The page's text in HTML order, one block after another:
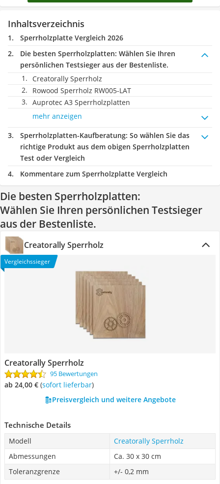
Inhaltsverzeichnis
Sperrholzplatte Vergleich 2026
Die besten Sperrholzplatten: Wählen Sie Ihren
persönlichen Testsieger aus der Bestenliste.
Creatorally Sperrholz
Rowood Sperrholz RW005-LAT
Auprotec A3 Sperrholzplatten
mehr anzeigen
Sperrholzplatten-Kaufberatung: So wählen Sie das
richtige Produkt aus dem obigen Sperrholzplatten
Test oder Vergleich
Kommentare zum Sperrholzplatte Vergleich
Die besten Sperrholzplatten:
Wählen Sie Ihren persönlichen Testsieger
aus der Bestenliste.
Creatorally Sperrholz
Vergleichssieger
Creatorally Sperrholz
95 Bewertungen
ab 24,00 € ( Sofort lieferbar)
Preisvergleich und weitere Angebote
Technische Details
Modell
Creatorally Sperrholz
Abmessungen
Ca. 30 x 30 cm
Toleranzgrenze
+/- 0,2 mm